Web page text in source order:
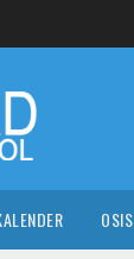
OSIS